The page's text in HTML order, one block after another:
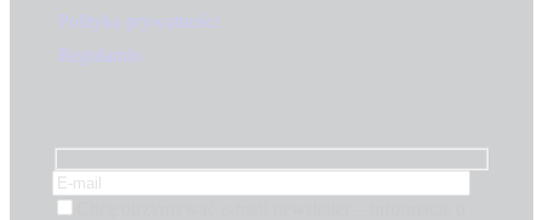
Polityka prywatności
Regulamin